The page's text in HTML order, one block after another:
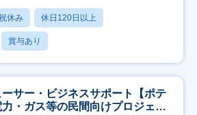
休み 休日120日以上
賞与あり
サー・ビジネスサポート【ポテ
・ガス等の民間向けプロジェク